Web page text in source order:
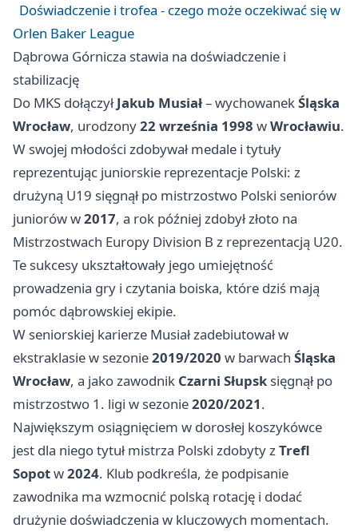
Doświadczenie i trofea - czego może oczekiwać się w
Orlen Baker League
Dąbrowa Górnicza stawia na doświadczenie i
stabilizację
Do MKS dołączyłJakub Musiał– wychowanekŚląska
Wrocław, urodzony22 września 1998 wWrocławiu.
W swojej młodości zdobywał medale i tytuły
reprezentując juniorskie reprezentacje Polski: z
drużyną U19 sięgnął po mistrzostwo Polski seniorów
juniorów w2017, a rok później zdobył złoto na
Mistrzostwach Europy Division B z reprezentacją U20.
Te sukcesy ukształtowały jego umiejętność
prowadzenia gry i czytania boiska, które dziś mają
pomóc dąbrowskiej ekipie.
W seniorskiej karierze Musiał zadebiutował w
ekstraklasie w sezonie2019/2020 w barwach Śląska
Wrocław, a jako zawodnik Czarni Słupsk sięgnął po
mistrzostwo 1. ligi w sezonie2020/2021.
Największym osiągnięciem w dorosłej koszykówce
jest dla niego tytuł mistrza Polski zdobyty zTrefl
Sopotw2024. Klub podkreśla, że podpisanie
zawodnika ma wzmocnić polską rotację i dodać
drużynie doświadczenia w kluczowych momentach.